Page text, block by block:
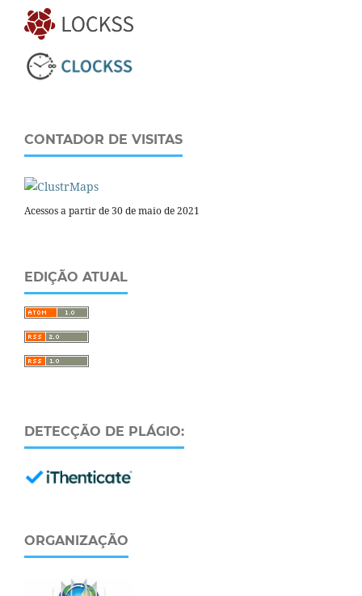
CONTADOR DE VISITAS
Acessos a partir de 30 de maio de 2021
EDIÇÃO ATUAL
DETECÇÃO DE PLÁGIO:
ORGANIZAÇÃO